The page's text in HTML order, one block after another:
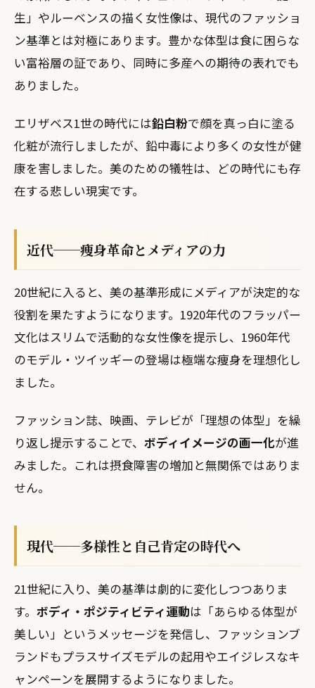
生」やルーベンスの描く女性像は、現代のファッショ
ン基準とは対極にあります。豊かな体型は食に困らな
い富裕層の証であり、同時に多産への期待の表れでも
ありました。
エリザベス1世の時代には鉛白粉で顔を真っ白に塗る
化粧が流行しましたが、鉛中毒により多くの女性が健
康を害しました。美のための犠牲は、どの時代にも存
在する悲しい現実です。
近代──痩身革命とメディアの力
20世紀に入ると、美の基準形成にメディアが決定的な
役割を果たすようになります。1920年代のフラッパー
文化はスリムで活動的な女性像を提示し、1960年代
のモデル・ツイッギーの登場は極端な痩身を理想化し
ました。
ファッション誌、映画、テレビが「理想の体型」を繰
り返し提示することで、 ボディイメージの画一化が進
みました。これは摂食障害の増加と無関係ではありま
せん。
現代──多様性と自己肯定の時代へ
21世紀に入り、美の基準は劇的に変化しつつありま
す。 ボディ・ポジティビティ運動は「あらゆる体型が
美しい」というメッセージを発信し、ファッションブ
ランドもプラスサイズモデルの起用やエイジレスなキ
ャンペーンを展開するようになりました。